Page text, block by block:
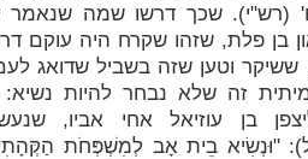
(רש"י). שכך דרשו שמה שנאמר
בן פלת, שזהו שקרח היה עוקם
וטען שזה בשביל שדואג
זה שלא נבחר להיות
בן עוזיאל אחי אביו,
"וּנְשִׂיא בֵית אָב לְמִשְׁפְּחֹת הַקְּהָתִי